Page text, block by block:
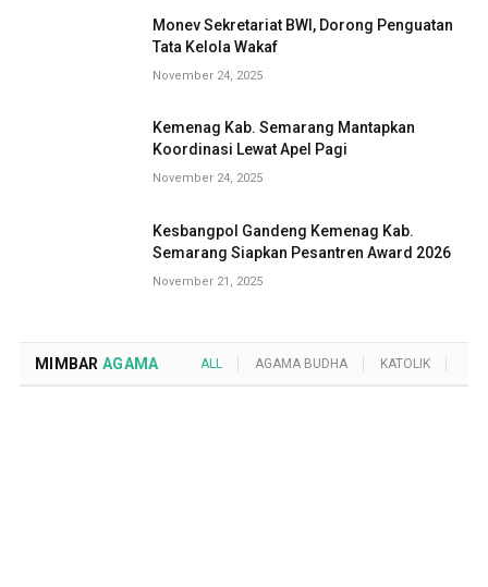
Monev Sekretariat BWI, Dorong Penguatan
Tata Kelola Wakaf
November 24, 2025
Kemenag Kab. Semarang Mantapkan
Koordinasi Lewat Apel Pagi
November 24, 2025
Kesbangpol Gandeng Kemenag Kab.
Semarang Siapkan Pesantren Award 2026
November 21, 2025
MIMBAR AGAMA ALL AGAMA BUDHA KATOLIK